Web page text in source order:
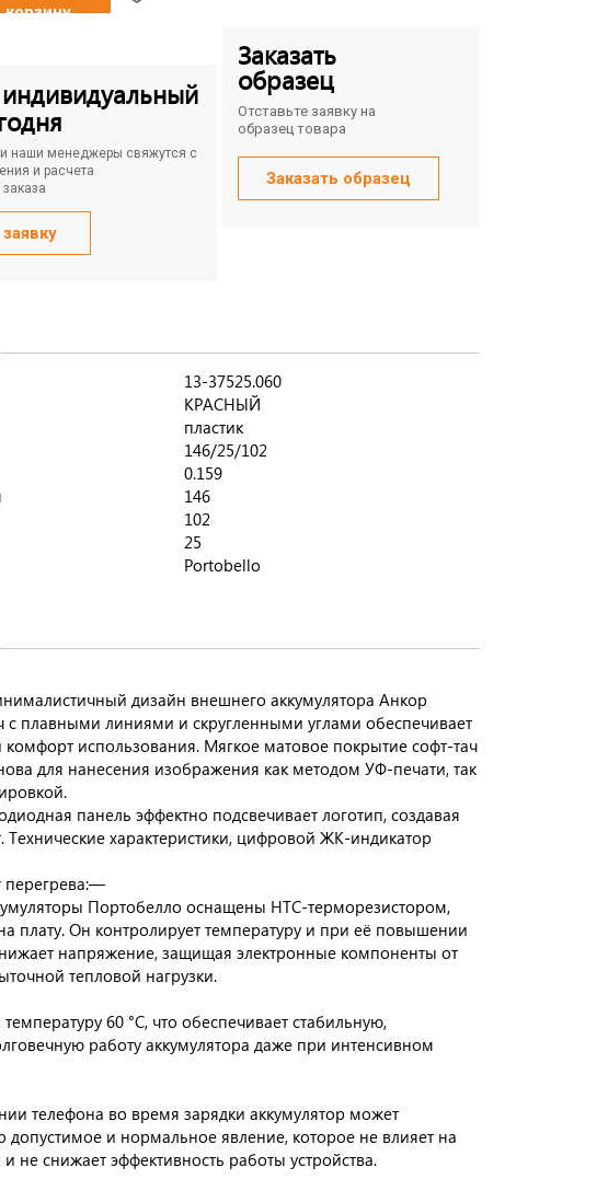
корзину
и наши менеджеры свяжутся с
и расчета
Заказать
образец
Отставьте заявку на
образец товара
Заказать образец
13-37525.060
КРАСНЫЙ
пластик
146/25/102
0.159
146
102
25
Portobello
дизайн внешнего аккумулятора Анкор
с плавными линиями и скругленными углами обеспечивает
использования. Мягкое матовое покрытие софт-тач
для нанесения изображения как методом УФ-печати, так
панель эффектно подсвечивает логотип, создавая
Технические характеристики, цифровой ЖК-индикатор
перегрева:—
Портобелло оснащены НТС-терморезистором,
плату. Он контролирует температуру и при её повышении
напряжение, защищая электронные компоненты от
тепловой нагрузки.
60 °C, что обеспечивает стабильную,
работу аккумулятора даже при интенсивном
телефона во время зарядки аккумулятор может
допустимое и нормальное явление, которое не влияет на
не снижает эффективность работы устройства.